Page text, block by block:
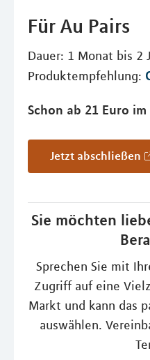
Für Au Pairs
Dauer: 1 Monat bis 2
Produktempfehlung:
Schon ab 21 Euro
Jetzt abschließen
Sie möchten
Sprechen Sie mit
Zugriff auf eine
Markt und kann das
auswählen.